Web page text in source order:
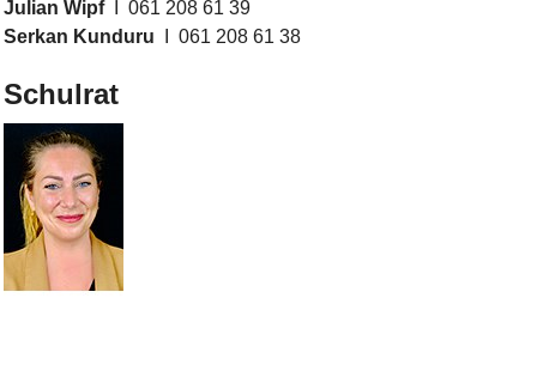
Julian WipfI 061 208 61 39
Serkan Kunduru I 061 208 61 38
Schulrat